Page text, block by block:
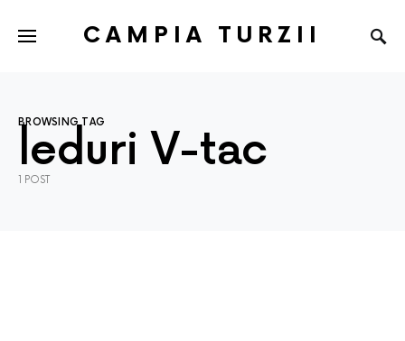
CAMPIA TURZII
BROWSING TAG
leduri V-tac
1 POST